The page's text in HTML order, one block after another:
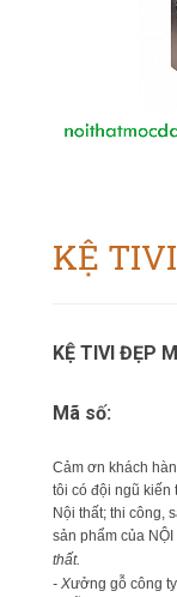
KỆ
KỆ TIVI ĐẸP
Mã số:
Cảm ơn khách
tôi có đội ngũ kiến
Nội thất; thi công,
sản phẩm của
thất.
- Xưởng gỗ công